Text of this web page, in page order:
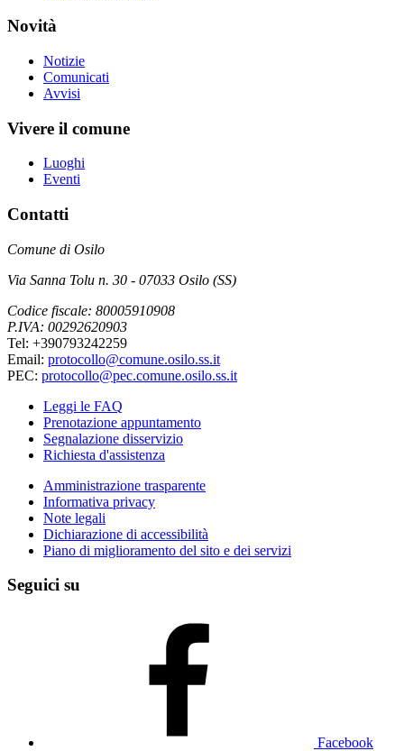
Novità
Notizie
Comunicati
Avvisi
Vivere il comune
Luoghi
Eventi
Contatti
Comune di Osilo
Via Sanna Tolu n. 30 - 07033 Osilo (SS)
Codice fiscale: 80005910908
P.IVA: 00292620903
Tel: +390793242259
Email: protocollo@comune.osilo.ss.it
PEC: protocollo@pec.comune.osilo.ss.it
Leggi le FAQ
Prenotazione appuntamento
Segnalazione disservizio
Richiesta d'assistenza
Amministrazione trasparente
Informativa privacy
Note legali
Dichiarazione di accessibilità
Piano di miglioramento del sito e dei servizi
Seguici su
Facebook